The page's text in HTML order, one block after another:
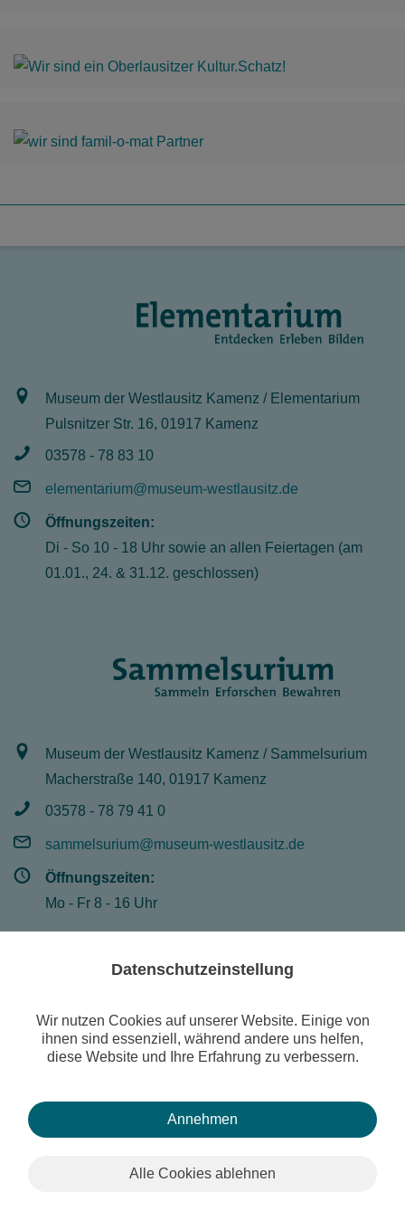
Museum der Westlausitz Kamenz / Elementarium
Pulsnitzer Str. 16, 01917 Kamenz
03578 - 78 83 10
elementarium@museum-westlausitz.de
Öffnungszeiten:
Di - So 10 - 18 Uhr sowie an allen Feiertagen (am
01.01., 24. & 31.12. geschlossen)
Museum der Westlausitz Kamenz / Sammelsurium
Macherstraße 140, 01917 Kamenz
03578 - 78 79 41 0
sammelsurium@museum-westlausitz.de
Öffnungszeiten:
Mo - Fr 8 - 16 Uhr
Publikationen
Sonderausstellung: "800 Jahre Aberglaube und Magie"
Datenschutzeinstellung
Wir nutzen Cookies auf unserer Website. Einige von
ihnen sind essenziell, während andere uns helfen,
diese Website und Ihre Erfahrung zu verbessern.
Annehmen
Alle Cookies ablehnen